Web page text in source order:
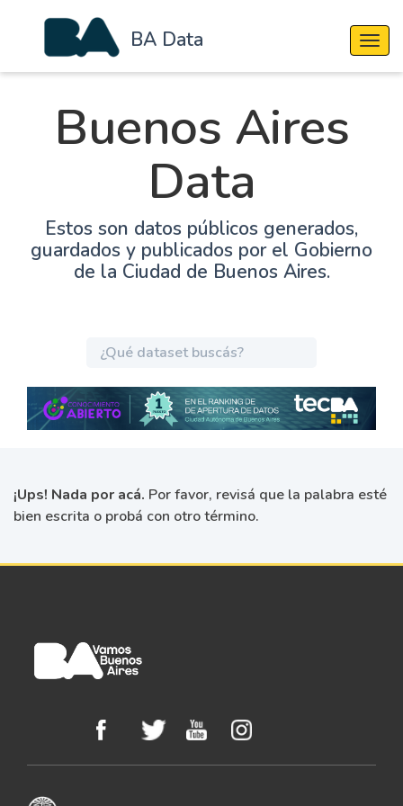
BA Data
Buenos Aires
Data
Estos son datos públicos generados,
guardados y publicados por el Gobierno
de la Ciudad de Buenos Aires.
¡Ups! Nada por acá. Por favor, revisá que la palabra esté
bien escrita o probá con otro término.